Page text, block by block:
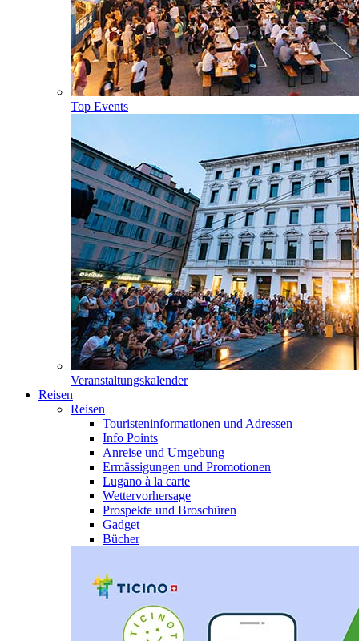
Top Events
Veranstaltungskalender
Reisen
Reisen
Touristeninformationen und Adressen
Info Points
Anreise und Umgebung
Ermässigungen und Promotionen
Lugano à la carte
Wettervorhersage
Prospekte und Broschüren
Gadget
Bücher